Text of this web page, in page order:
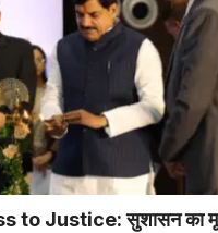
to Justice: सुशासन का